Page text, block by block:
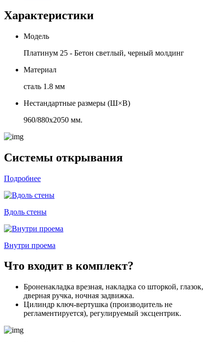
Характеристики
Модель
Платинум 25 - Бетон светлый, черный молдинг
Материал
сталь 1.8 мм
Нестандартные размеры (Ш×В)
960/880х2050 мм.
Системы открывания
Подробнее
Вдоль стены
Внутри проема
Что входит в комплект?
Броненакладка врезная, накладка со шторкой, глазок,
дверная ручка, ночная задвижка.
Цилиндр ключ-вертушка (производитель не
регламентируется), регулируемый эксцентрик.